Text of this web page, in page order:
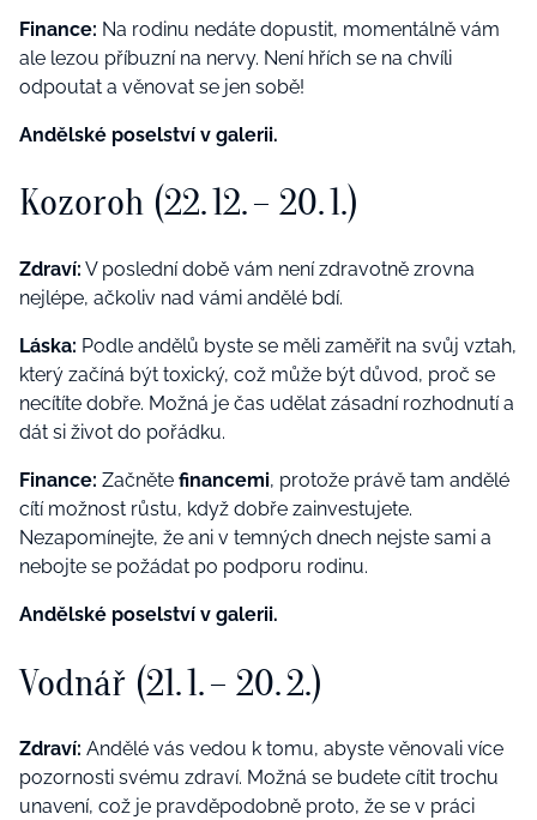
Finance: Na rodinu nedáte dopustit, momentálně vám
ale lezou příbuzní na nervy. Není hřích se na chvíli
odpoutat a věnovat se jen sobě!
Andělské poselství v galerii.
Kozoroh (22. 12. – 20. 1.)
Zdraví: V poslední době vám není zdravotně zrovna
nejlépe, ačkoliv nad vámi andělé bdí.
Láska: Podle andělů byste se měli zaměřit na svůj vztah,
který začíná být toxický, což může být důvod, proč se
necítíte dobře. Možná je čas udělat zásadní rozhodnutí a
dát si život do pořádku.
Finance: Začněte financemi, protože právě tam andělé
cítí možnost růstu, když dobře zainvestujete.
Nezapomínejte, že ani v temných dnech nejste sami a
nebojte se požádat po podporu rodinu.
Andělské poselství v galerii.
Vodnář (21. 1. – 20. 2.)
Zdraví: Andělé vás vedou k tomu, abyste věnovali více
pozornosti svému zdraví. Možná se budete cítit trochu
unavení, což je pravděpodobně proto, že se v práci